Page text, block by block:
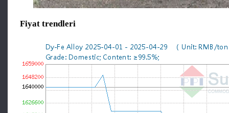
Fiyat trendleri